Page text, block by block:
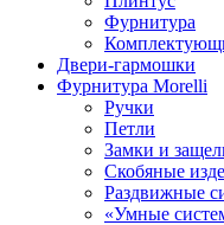
Фурнитура
Двери-гармошки
Фурнитура Morelli
Ручки
Петли
Замки и
Скобяные
Раздвижные
«Умные